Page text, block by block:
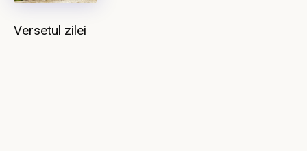
Versetul zilei